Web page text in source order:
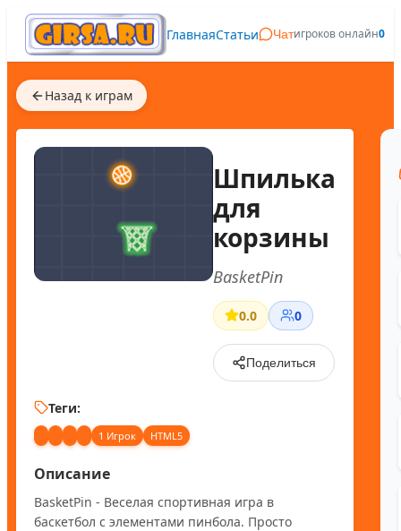
ГлавнаяСтатьи Чатигроков онлайн0
Назад к играм
Шпилька
для
корзины
BasketPin
0.0 0
Поделиться
Теги:
1 Игрок HTML5
Описание
BasketPin - Веселая спортивная игра в
баскетбол с элементами пинбола. Просто